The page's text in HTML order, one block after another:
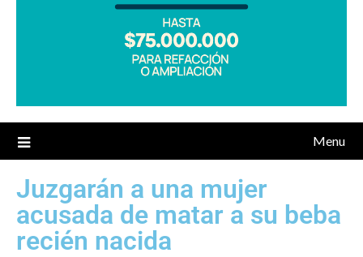
Menu
Juzgarán a una mujer
acusada de matar a su beba
recién nacida